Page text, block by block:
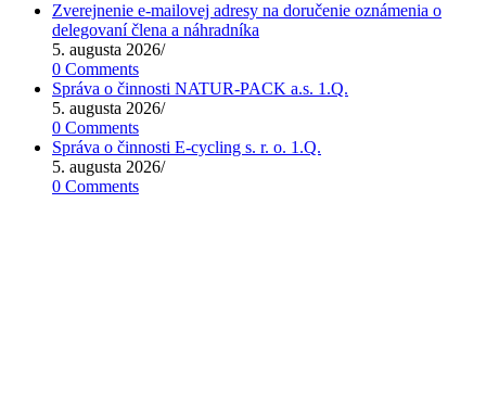
Zverejnenie e-mailovej adresy na doručenie oznámenia o
delegovaní člena a náhradníka
5. augusta 2026/
0 Comments
Správa o činnosti NATUR-PACK a.s. 1.Q.
5. augusta 2026/
0 Comments
Správa o činnosti E-cycling s. r. o. 1.Q.
5. augusta 2026/
0 Comments